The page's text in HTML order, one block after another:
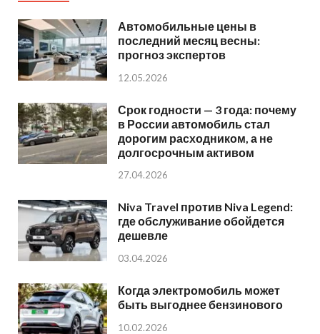
Автомобильные цены в
последний месяц весны:
прогноз экспертов
12.05.2026
Срок годности — 3 года: почему
в России автомобиль стал
дорогим расходником, а не
долгосрочным активом
27.04.2026
Niva Travel против Niva Legend:
где обслуживание обойдется
дешевле
03.04.2026
Когда электромобиль может
быть выгоднее бензинового
10.02.2026